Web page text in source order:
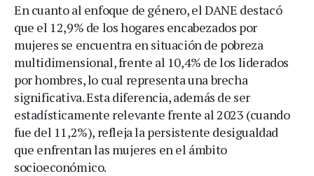
En cuanto al enfoque de género, el DANE destacó
que el 12,9% de los hogares encabezados por
mujeres se encuentra en situación de pobreza
multidimensional, frente al 10,4% de los liderados
por hombres, lo cual representa una brecha
significativa. Esta diferencia, además de ser
estadísticamente relevante frente al 2023 (cuando
fue del 11,2%), refleja la persistente desigualdad
que enfrentan las mujeres en el ámbito
socioeconómico.